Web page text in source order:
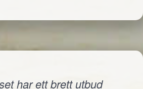
har ett brett utbud